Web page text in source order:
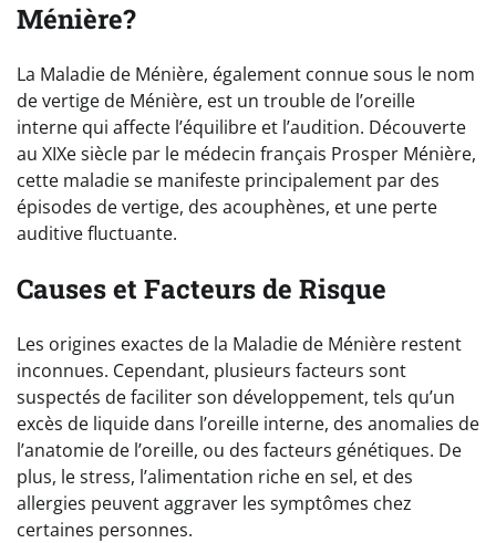
Ménière?
La Maladie de Ménière, également connue sous le nom
de vertige de Ménière, est un trouble de l’oreille
interne qui affecte l’équilibre et l’audition. Découverte
au XIXe siècle par le médecin français Prosper Ménière,
cette maladie se manifeste principalement par des
épisodes de vertige, des acouphènes, et une perte
auditive fluctuante.
Causes et Facteurs de Risque
Les origines exactes de la Maladie de Ménière restent
inconnues. Cependant, plusieurs facteurs sont
suspectés de faciliter son développement, tels qu’un
excès de liquide dans l’oreille interne, des anomalies de
l’anatomie de l’oreille, ou des facteurs génétiques. De
plus, le stress, l’alimentation riche en sel, et des
allergies peuvent aggraver les symptômes chez
certaines personnes.